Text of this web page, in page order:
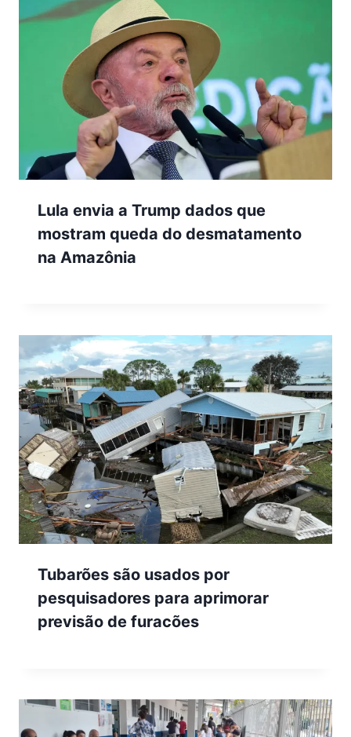
Lula envia a Trump dados que
mostram queda do desmatamento
na Amazônia
Tubarões são usados por
pesquisadores para aprimorar
previsão de furacões